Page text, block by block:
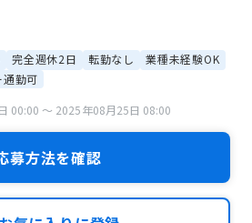
完全週休2日 転勤なし
業種未経験OK
通勤可
00:00 〜 2025年08月25日 08:00
募方法を確認